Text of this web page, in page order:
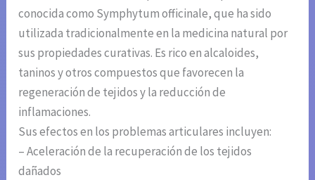
conocida como Symphytum officinale, que ha sido
utilizada tradicionalmente en la medicina natural por
sus propiedades curativas. Es rico en alcaloides,
taninos y otros compuestos que favorecen la
regeneración de tejidos y la reducción de
inflamaciones.
Sus efectos en los problemas articulares incluyen:
– Aceleración de la recuperación de los tejidos
dañados